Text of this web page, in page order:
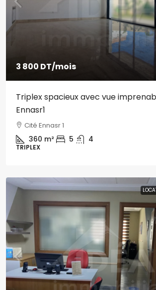
3 800 DT/mois
Triplex spacieux avec vue
Ennasr1
Cité Ennasr 1
360 m² 5 4
TRIPLEX